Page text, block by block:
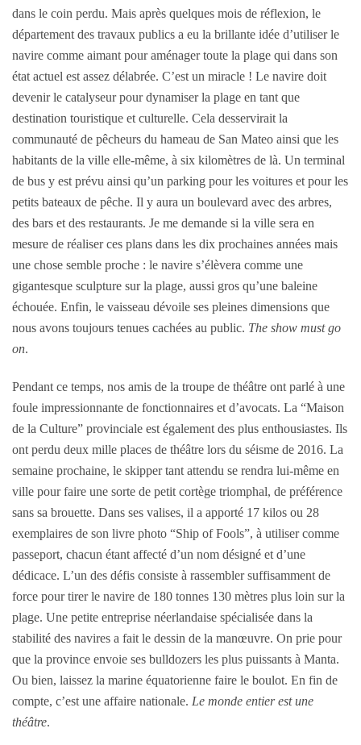
dans le coin perdu. Mais après quelques mois de réflexion, le
département des travaux publics a eu la brillante idée d’utiliser le
navire comme aimant pour aménager toute la plage qui dans son
état actuel est assez délabrée. C’est un miracle ! Le navire doit
devenir le catalyseur pour dynamiser la plage en tant que
destination touristique et culturelle. Cela desservirait la
communauté de pêcheurs du hameau de San Mateo ainsi que les
habitants de la ville elle-même, à six kilomètres de là. Un terminal
de bus y est prévu ainsi qu’un parking pour les voitures et pour les
petits bateaux de pêche. Il y aura un boulevard avec des arbres,
des bars et des restaurants. Je me demande si la ville sera en
mesure de réaliser ces plans dans les dix prochaines années mais
une chose semble proche : le navire s’élèvera comme une
gigantesque sculpture sur la plage, aussi gros qu’une baleine
échouée. Enfin, le vaisseau dévoile ses pleines dimensions que
nous avons toujours tenues cachées au public. The show must go
on.
Pendant ce temps, nos amis de la troupe de théâtre ont parlé à une
foule impressionnante de fonctionnaires et d’avocats. La “Maison
de la Culture” provinciale est également des plus enthousiastes. Ils
ont perdu deux mille places de théâtre lors du séisme de 2016. La
semaine prochaine, le skipper tant attendu se rendra lui-même en
ville pour faire une sorte de petit cortège triomphal, de préférence
sans sa brouette. Dans ses valises, il a apporté 17 kilos ou 28
exemplaires de son livre photo “Ship of Fools”, à utiliser comme
passeport, chacun étant affecté d’un nom désigné et d’une
dédicace. L’un des défis consiste à rassembler suffisamment de
force pour tirer le navire de 180 tonnes 130 mètres plus loin sur la
plage. Une petite entreprise néerlandaise spécialisée dans la
stabilité des navires a fait le dessin de la manœuvre. On prie pour
que la province envoie ses bulldozers les plus puissants à Manta.
Ou bien, laissez la marine équatorienne faire le boulot. En fin de
compte, c’est une affaire nationale. Le monde entier est une
théâtre.